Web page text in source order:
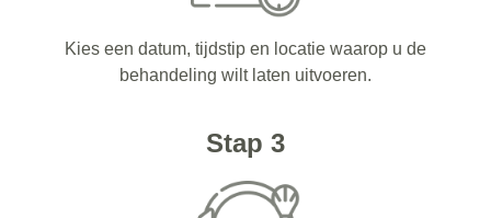
Kies een datum, tijdstip en locatie waarop u de
behandeling wilt laten uitvoeren.
Stap 3